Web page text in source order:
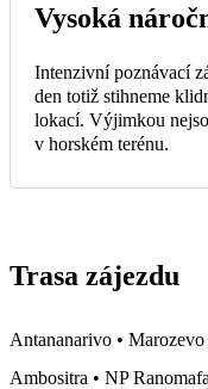
Vysoká
Intenzivní poznávací
den totiž stihneme
lokací. Výjimkou
v horském terénu.
Trasa zájezdu
Antananarivo • Marozevo
Ambositra • NP